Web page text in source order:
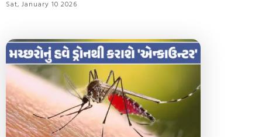
Sat, January 10 2026